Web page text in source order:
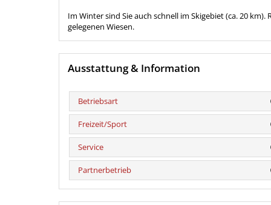
Im Winter sind Sie auch schnell im Skigebiet (ca. 20
gelegenen Wiesen.
Ausstattung & Information
Betriebsart
Freizeit/Sport
Service
Partnerbetrieb